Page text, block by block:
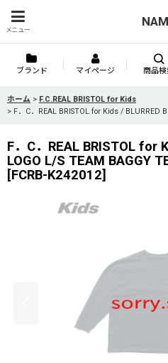
メニュー
ブランド マイページ 商品検
ホーム > F.C.REAL BRISTOL for Kids
> F．C．REAL BRISTOL for Kids / BLURRED
F．C．REAL BRISTOL for
LOGO L/S TEAM BAGGY
[FCRB-K242012]